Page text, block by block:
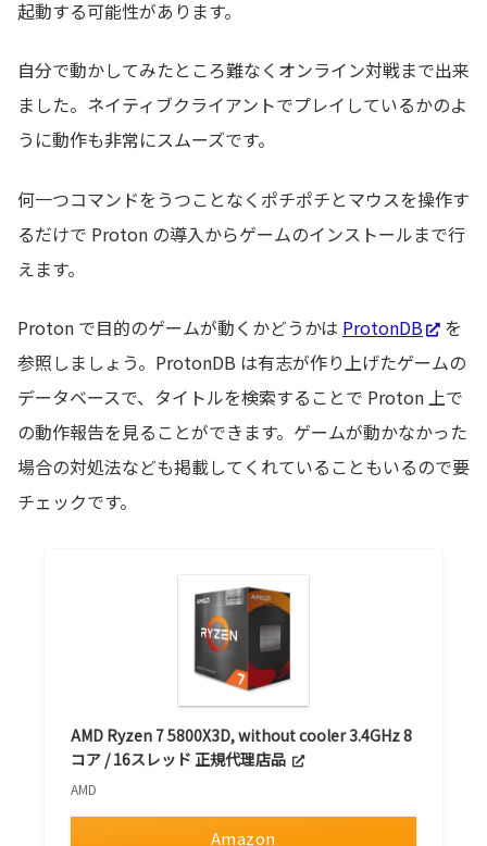
起動する可能性があります。
自分で動かしてみたところ難なくオンライン対戦まで出来
ました。ネイティブクライアントでプレイしているかのよ
うに動作も非常にスムーズです。
何一つコマンドをうつことなくポチポチとマウスを操作す
るだけで Proton の導入からゲームのインストールまで行
えます。
Proton で目的のゲームが動くかどうかは ProtonDB
を
参照しましょう。ProtonDB は有志が作り上げたゲームの
データベースで、タイトルを検索することで Proton 上で
の動作報告を見ることができます。ゲームが動かなかった
場合の対処法なども掲載してくれていることもいるので要
チェックです。
AMD Ryzen 7 5800X3D, without cooler 3.4GHz 8
コア / 16スレッド 正規代理店品
AMD
Amazon